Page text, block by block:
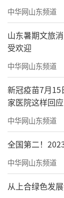
中华网山东频道
山东暑期文旅
受欢迎
中华网山东频道
新冠疫苗7月15
家医院这样回应
中华网山东频道
全国第二！
中华网山东频道
从上合绿色发